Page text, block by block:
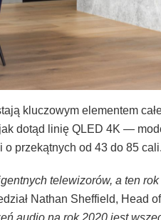
kluczowym elementem
dotąd linię QLED 4K —
o przekątnych od 43 do 85 cali.
telewizorów, a ten
Nathan Sheffield, Head
audio na rok 2020 jest